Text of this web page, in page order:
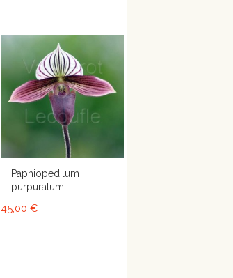
Paphiopedilum
purpuratum
45,00 €